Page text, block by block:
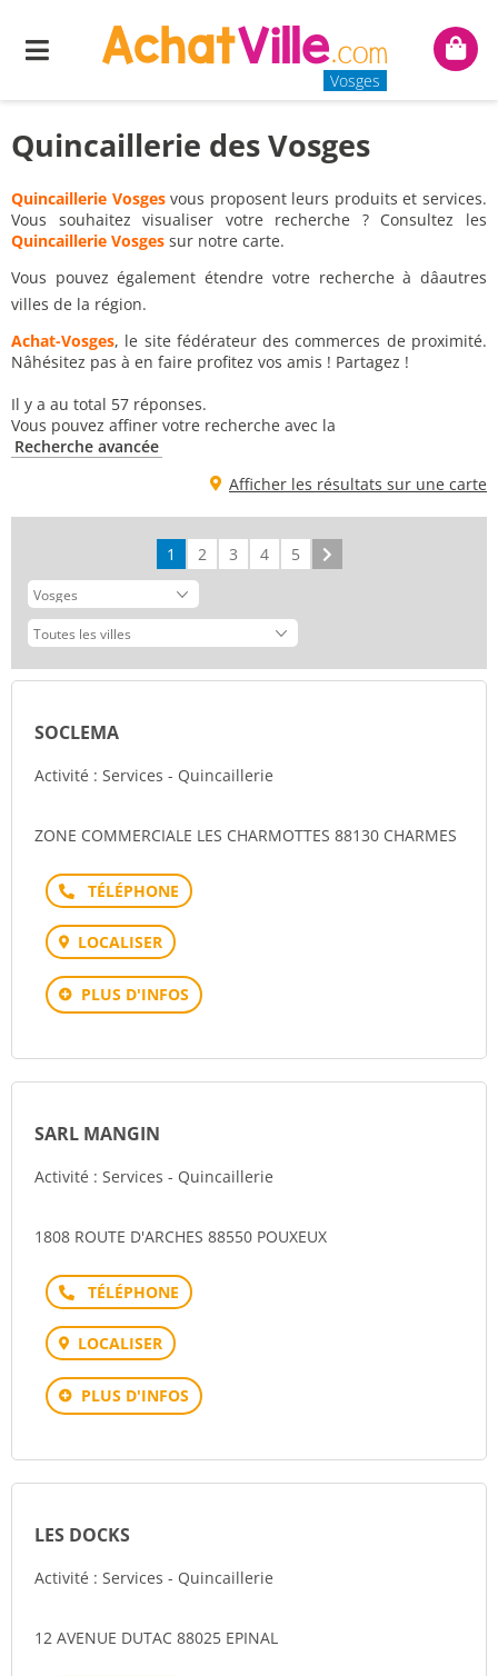
Menu
Vosges
Mon
Quincaillerie des Vosges
Quincaillerie Vosgesvous proposent leurs produits et services.
Vous souhaitez visualiser votre recherche ? Consultez les
Quincaillerie Vosges sur notre carte.
Vous pouvez également étendre votre recherche à dâautres
villes de la région.
Achat-Vosges, le site fédérateur des commerces de proximité.
Nâhésitez pas à en faire profitez vos amis ! Partagez !
Il y a au total 57 réponses.
Vous pouvez affiner votre recherche avec la
Recherche avancée
Afficher les résultats sur une carte
1 2 3 4 5
SOCLEMA
Activité : Services - Quincaillerie
ZONE COMMERCIALE LES CHARMOTTES 88130 CHARMES
Téléphone
LOCALISER
PLUS D'INFOS
SARL MANGIN
Activité : Services - Quincaillerie
1808 ROUTE D'ARCHES 88550 POUXEUX
Téléphone
LOCALISER
PLUS D'INFOS
LES DOCKS
Activité : Services - Quincaillerie
12 AVENUE DUTAC 88025 EPINAL